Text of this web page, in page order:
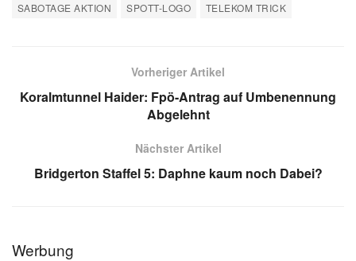
SABOTAGE AKTION
SPOTT-LOGO TELEKOM TRICK
Vorheriger Artikel
Koralmtunnel Haider: Fpö-Antrag auf Umbenennung
Abgelehnt
Nächster Artikel
Bridgerton Staffel 5: Daphne kaum noch Dabei?
Werbung